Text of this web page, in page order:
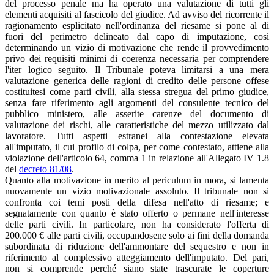
del processo penale ma ha operato una valutazione di tutti gli
elementi acquisiti al fascicolo del giudice. Ad avviso del ricorrente il
ragionamento esplicitato nell'ordinanza del riesame si pone al di
fuori del perimetro delineato dal capo di imputazione, così
determinando un vizio di motivazione che rende il provvedimento
privo dei requisiti minimi di coerenza necessaria per comprendere
l'iter logico seguito. Il Tribunale poteva limitarsi a una mera
valutazione generica delle ragioni di credito delle persone offese
costituitesi come parti civili, alla stessa stregua del primo giudice,
senza fare riferimento agli argomenti del consulente tecnico del
pubblico ministero, alle asserite carenze del documento di
valutazione dei rischi, alle caratteristiche del mezzo utilizzato dal
lavoratore. Tutti aspetti estranei alla contestazione elevata
all'imputato, il cui profilo di colpa, per come contestato, attiene alla
violazione dell'articolo 64, comma 1 in relazione all'Allegato IV 1.8
del decreto 81/08.
Quanto alla motivazione in merito al periculum in mora, si lamenta
nuovamente un vizio motivazionale assoluto. Il tribunale non si
confronta coi temi posti della difesa nell'atto di riesame; e
segnatamente con quanto è stato offerto o permane nell'interesse
delle parti civili. In particolare, non ha considerato l'offerta di
200.000 € alle parti civili, occupandosene solo ai fini della domanda
subordinata di riduzione dell'ammontare del sequestro e non in
riferimento al complessivo atteggiamento dell'imputato. Del pari,
non si comprende perché siano state trascurate le coperture